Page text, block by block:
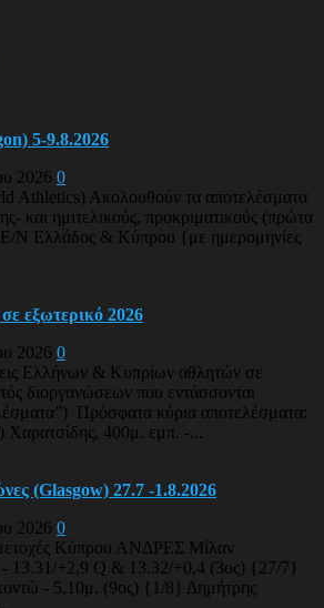
5-9.8.2026
2026 0
Athletics) Ακολουθούν τα αποτελέσματα
και ημιτελικούς, προκριματικούς (πρώτα
Ε/Ν Ελλάδος & Κύπρου {με ημερομηνίες
εξωτερικό 2026
2026 0
Ελλήνων & Κυπρίων αθλητών σε
διοργανώσεων που εντάσσονται
Πρόσφατα κύρια αποτελέσματα:
400μ. εμπ. -...
(Glasgow) 27.7 -1.8.2026
2026 0
Κύπρου ΑΝΔΡΕΣ Μίλαν
- 13.31/+2,9 Q & 13.32/+0,4 (3ος) {27/7}
- 5,10μ. (9ος) {1/8} Δημήτρης